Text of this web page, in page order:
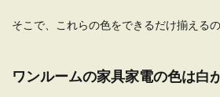
学生が住む時の
そこで、これらの色をできるだけ揃える
ワンルームの家具家電の色は白